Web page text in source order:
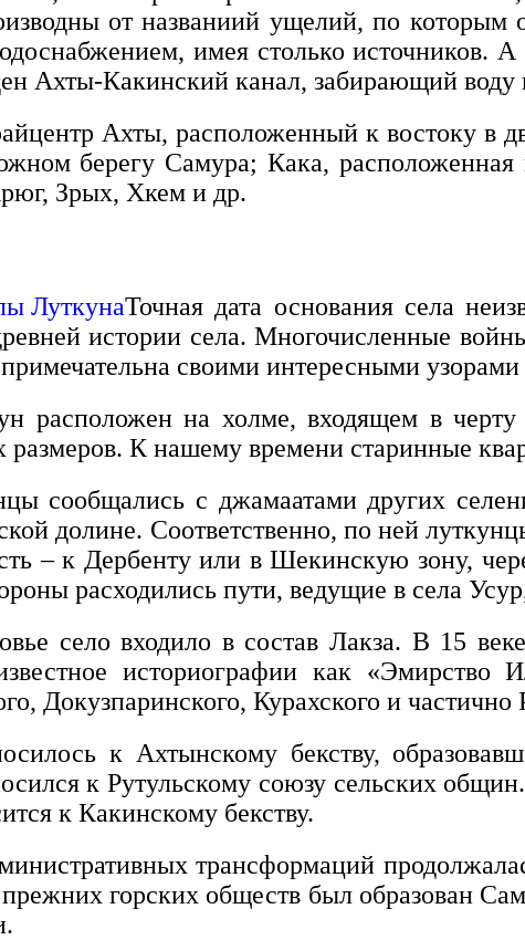
от названиий ущелий, по
имея столько источников.
Ахты-Какинский канал, забирающий воду
Ахты, расположенный к востоку в
берегу Самура; Кака,
Зрых, Хкем и др.
Точная дата основания села
истории села. Многочисленные
своими интересными
расположен на холме, входящем в черту
К нашему времени старинные
сообщались с джамаатами других
долине. Соответственно, по ней
– к Дербенту или в Шекинскую зону,
расходились пути, ведущие в села
село входило в состав Лакза. В 15
историографии как «Эмирство
Докузпаринского, Курахского и частично
к Ахтынскому бекству,
к Рутульскому союзу сельских
к Какинскому бекству.
трансформаций
прежних горских обществ был образован